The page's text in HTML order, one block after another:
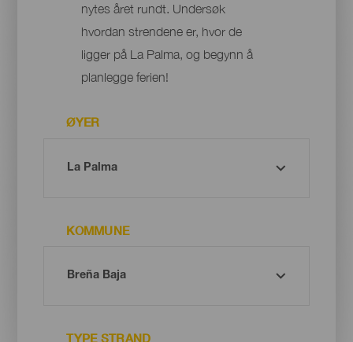
nytes året rundt. Undersøk
hvordan strendene er, hvor de
ligger på La Palma, og begynn å
planlegge ferien!
ØYER
KOMMUNE
TYPE STRAND